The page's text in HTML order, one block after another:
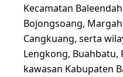
Kecamatan
Bojongsoang,
Cangkuang, serta
Lengkong, Buahbatu,
kawasan Kabupaten